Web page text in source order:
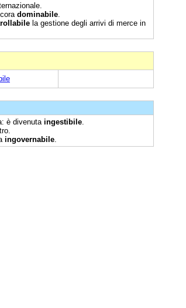
dominabile
la gestione degli arrivi di merce in
è divenuta ingestibile
ingovernabile